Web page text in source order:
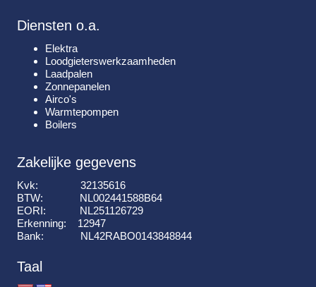
Diensten o.a.
Elektra
Loodgieterswerkzaamheden
Laadpalen
Zonnepanelen
Airco's
Warmtepompen
Boilers
Zakelijke gegevens
Kvk: 32135616
BTW: NL002441588B64
EORI: NL251126729
Erkenning: 12947
Bank: NL42RABO0143848844
Taal